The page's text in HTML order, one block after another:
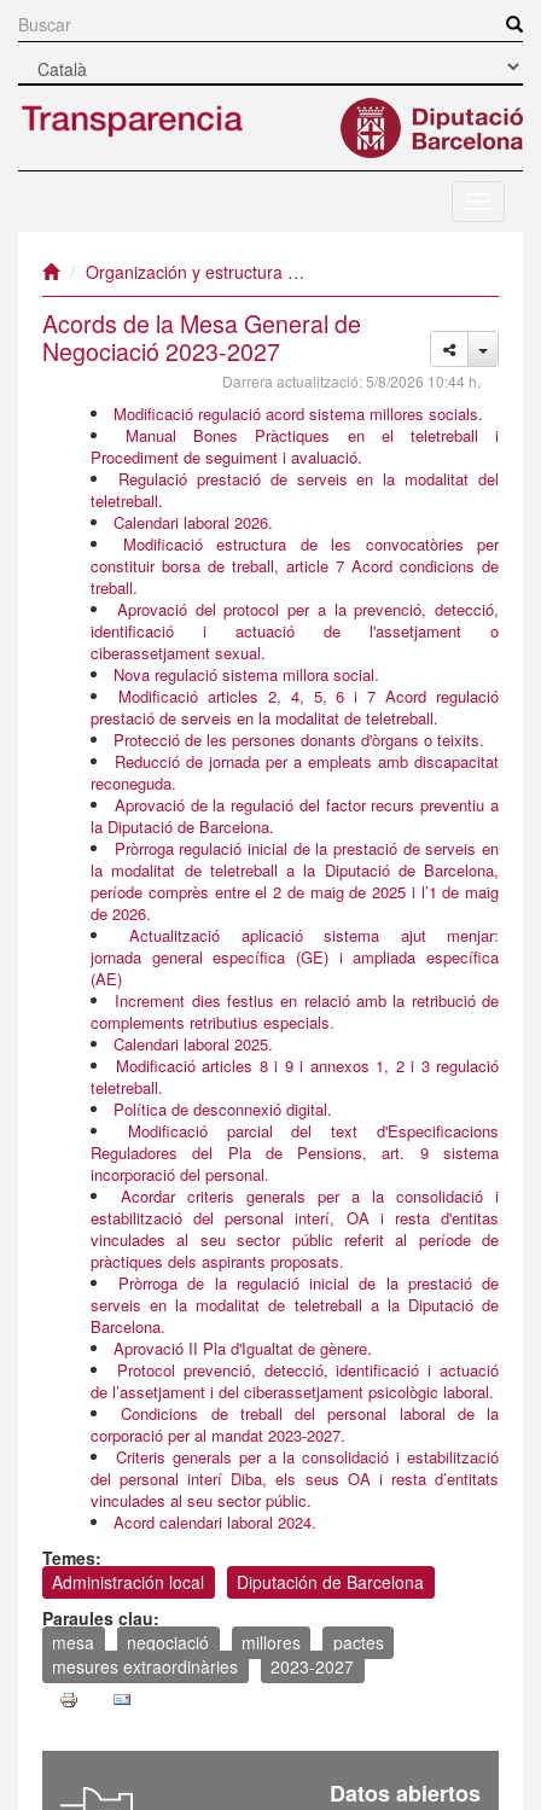
contenido
principal
Buscar
mòbil
Organización y estructura
Acords de la Mesa General de
Negociació 2023-2027
Darrera actualització:5/8/2026 10:44 h.
Modificació regulació acord sistema millores socials.
Manual Bones Pràctiques en el teletreball i
Procediment de seguiment i avaluació.
Regulació prestació de serveis en la modalitat del
teletreball.
Calendari laboral 2026.
Modificació estructura de les convocatòries per
constituir borsa de treball, article 7 Acord condicions de
treball.
Aprovació del protocol per a la prevenció, detecció,
identificació i actuació de l'assetjament o
ciberassetjament sexual.
Nova regulació sistema millora social.
Modificació articles 2, 4, 5, 6 i 7 Acord regulació
prestació de serveis en la modalitat de teletreball.
Protecció de les persones donants d'òrgans o teixits.
Reducció de jornada per a empleats amb discapacitat
reconeguda.
Aprovació de la regulació del factor recurs preventiu a
la Diputació de Barcelona.
Pròrroga regulació inicial de la prestació de serveis en
la modalitat de teletreball a la Diputació de Barcelona,
període comprès entre el 2 de maig de 2025 i l’1 de maig
de 2026.
Actualització aplicació sistema ajut menjar:
jornada general específica (GE) i ampliada específica
(AE)
Increment dies festius en relació amb la retribució de
complements retributius especials.
Calendari laboral 2025.
Modificació articles 8 i 9 i annexos 1, 2 i 3 regulació
teletreball.
Política de desconnexió digital.
Modificació parcial del text d'Especificacions
Reguladores del Pla de Pensions, art. 9 sistema
incorporació del personal.
Acordar criteris generals per a la consolidació i
estabilització del personal interí, OA i resta d'entitas
vinculades al seu sector públic referit al període de
pràctiques dels aspirants proposats.
Pròrroga de la regulació inicial de la prestació de
serveis en la modalitat de teletreball a la Diputació de
Barcelona.
Aprovació II Pla d'Igualtat de gènere.
Protocol prevenció, detecció, identificació i actuació
de l’assetjament i del ciberassetjament psicològic laboral.
Condicions de treball del personal laboral de la
corporació per al mandat 2023-2027.
Criteris generals per a la consolidació i estabilització
del personal interí Diba, els seus OA i resta d’entitats
vinculades al seu sector públic.
Acord calendari laboral 2024.
Temes:
Administración local
Diputación de Barcelona
Paraules clau:
mesa
negociació millores
pactes
mesures extraordinàries
2023-2027
Datos abiertos